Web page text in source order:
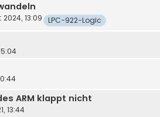
2024, 13:09 LPC-922-Logic
ARM klappt nicht
13:44